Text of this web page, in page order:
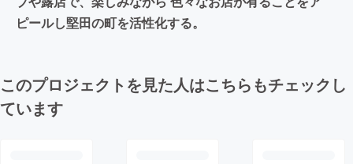
ピールし堅田の町を活性化する。
このプロジェクトを見た人はこちらもチェックし
ています